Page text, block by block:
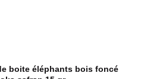
boite éléphants bois foncé